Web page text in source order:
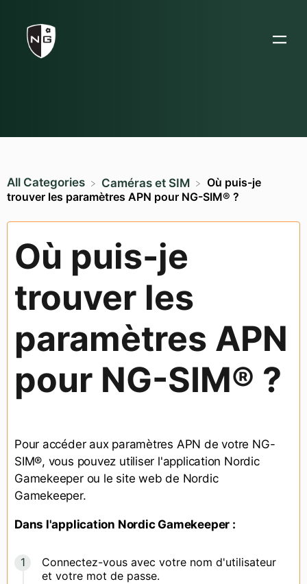
All Categories ​Caméras et SIM
Où puis-je
trouver les paramètres APN pour NG-SIM® ?
Où puis-je
trouver les
paramètres APN
pour NG-SIM® ?
Pour accéder aux paramètres APN de votre NG-
SIM®, vous pouvez utiliser l'application Nordic
Gamekeeper ou le site web de Nordic
Gamekeeper.
Dans l'application Nordic Gamekeeper :
Connectez-vous avec votre nom d'utilisateur
et votre mot de passe.